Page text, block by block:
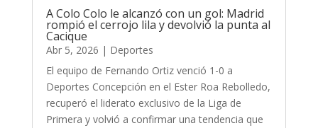
A Colo Colo le alcanzó con un gol: Madrid
rompió el cerrojo lila y devolvió la punta al
Cacique
Abr 5, 2026 | Deportes
El equipo de Fernando Ortiz venció 1-0 a
Deportes Concepción en el Ester Roa Rebolledo,
recuperó el liderato exclusivo de la Liga de
Primera y volvió a confirmar una tendencia que